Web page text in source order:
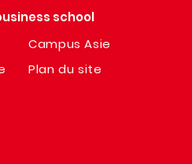
school
Campus Asie
Plan du site